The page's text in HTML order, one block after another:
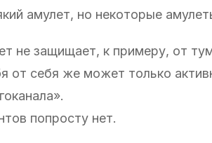
амулет, но некоторые
не защищает, к примеру, от
от себя же может только
попросту нет.